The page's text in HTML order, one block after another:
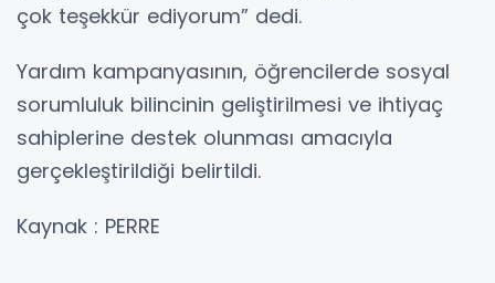
çok teşekkür ediyorum” dedi.
Yardım kampanyasının, öğrencilerde sosyal
sorumluluk bilincinin geliştirilmesi ve ihtiyaç
sahiplerine destek olunması amacıyla
gerçekleştirildiği belirtildi.
Kaynak : PERRE